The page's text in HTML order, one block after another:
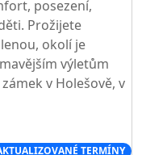
posezení,
Prožijete
okolí je
výletům
v Holešově, v
TERMÍNY